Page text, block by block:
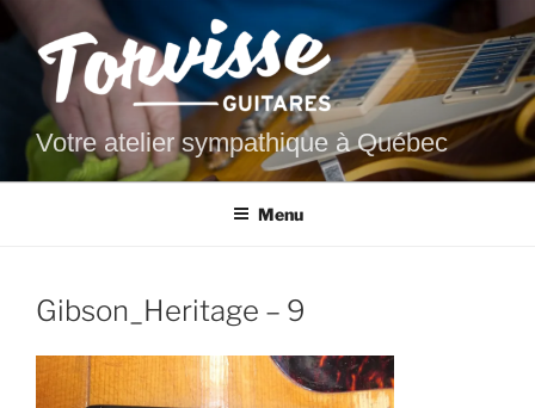
Aller
au
contenu
principal
Votre atelier sympathique à Québec
Menu
Gibson_Heritage – 9